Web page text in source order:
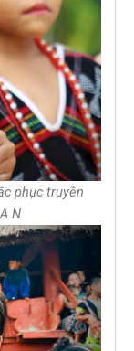
phục truyền